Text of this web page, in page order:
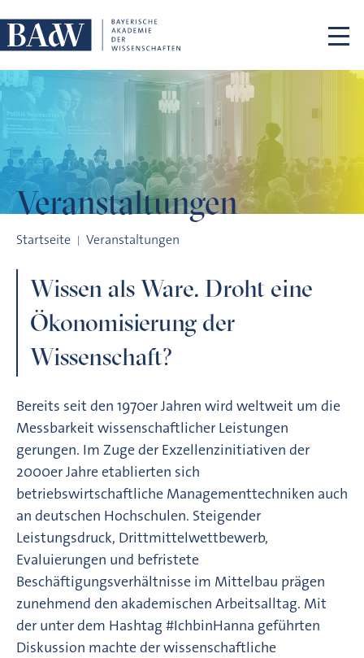
Veranstaltungen
Startseite Veranstaltungen
Wissen als Ware. Droht eine
Ökonomisierung der
Wissenschaft?
Bereits seit den 1970er Jahren wird weltweit um die
Messbarkeit wissenschaftlicher Leistungen
gerungen. Im Zuge der Exzellenzinitiativen der
2000er Jahre etablierten sich
betriebswirtschaftliche Managementtechniken auch
an deutschen Hochschulen. Steigender
Leistungsdruck, Drittmittelwettbewerb,
Evaluierungen und befristete
Beschäftigungsverhältnisse im Mittelbau prägen
zunehmend den akademischen Arbeitsalltag. Mit
der unter dem Hashtag #IchbinHanna geführten
Diskussion machte der wissenschaftliche